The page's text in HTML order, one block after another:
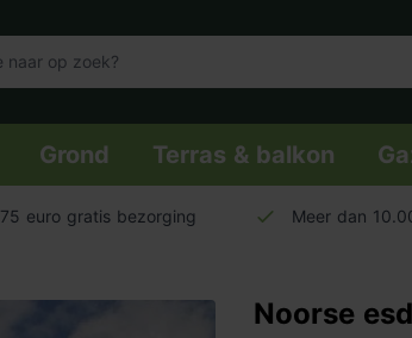
Grond Terras & balkon
euro gratis bezorging Meer dan
Noorse